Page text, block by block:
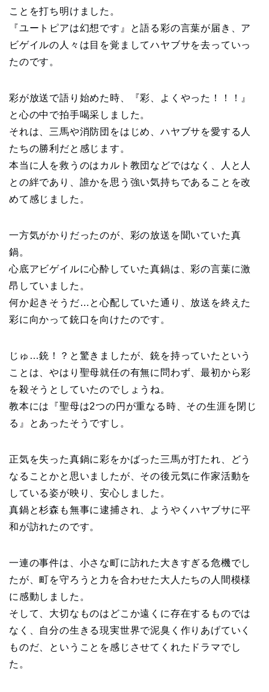
ことを打ち明けました。
『ユートピアは幻想です』と語る彩の言葉が届き、ア
ビゲイルの人々は目を覚ましてハヤブサを去っていっ
たのです。
彩が放送で語り始めた時、『彩、よくやった！！！』
と心の中で拍手喝采しました。
それは、三馬や消防団をはじめ、ハヤブサを愛する人
たちの勝利だと感じます。
本当に人を救うのはカルト教団などではなく、人と人
との絆であり、誰かを思う強い気持ちであることを改
めて感じました。
一方気がかりだったのが、彩の放送を聞いていた真
鍋。
心底アビゲイルに心酔していた真鍋は、彩の言葉に激
昂していました。
何か起きそうだ…と心配していた通り、放送を終えた
彩に向かって銃口を向けたのです。
じゅ…銃！？と驚きましたが、銃を持っていたという
ことは、やはり聖母就任の有無に問わず、最初から彩
を殺そうとしていたのでしょうね。
教本には『聖母は2つの円が重なる時、その生涯を閉じ
る』とあったそうですし。
正気を失った真鍋に彩をかばった三馬が打たれ、どう
なることかと思いましたが、その後元気に作家活動を
している姿が映り、安心しました。
真鍋と杉森も無事に逮捕され、ようやくハヤブサに平
和が訪れたのです。
一連の事件は、小さな町に訪れた大きすぎる危機でし
たが、町を守ろうと力を合わせた大人たちの人間模様
に感動しました。
そして、大切なものはどこか遠くに存在するものでは
なく、自分の生きる現実世界で泥臭く作りあげていく
ものだ、ということを感じさせてくれたドラマでし
た。